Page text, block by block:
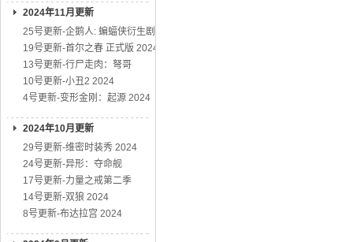
2024年11月更新
25号更新-企鹅人: 蝙蝠侠衍生剧
19号更新-首尔之春 正式版 2024
13号更新-行尸走肉：弩哥
10号更新-小丑2 2024
4号更新-变形金刚：起源 2024
2024年10月更新
29号更新-维密时装秀 2024
24号更新-异形：夺命舰
17号更新-力量之戒第二季
14号更新-双狼 2024
8号更新-布达拉宫 2024